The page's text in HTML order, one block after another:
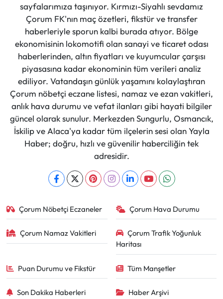
sayfalarımıza taşınıyor. Kırmızı-Siyahlı sevdamız
Çorum FK'nın maç özetleri, fikstür ve transfer
haberleriyle sporun kalbi burada atıyor. Bölge
ekonomisinin lokomotifi olan sanayi ve ticaret odası
haberlerinden, altın fiyatları ve kuyumcular çarşısı
piyasasına kadar ekonominin tüm verileri analiz
ediliyor. Vatandaşın günlük yaşamını kolaylaştıran
Çorum nöbetçi eczane listesi, namaz ve ezan vakitleri,
anlık hava durumu ve vefat ilanları gibi hayati bilgiler
güncel olarak sunulur. Merkezden Sungurlu, Osmancık,
İskilip ve Alaca'ya kadar tüm ilçelerin sesi olan Yayla
Haber; doğru, hızlı ve güvenilir haberciliğin tek
adresidir.
Çorum Nöbetçi Eczaneler Çorum Hava Durumu
Çorum Namaz Vakitleri
Çorum Trafik Yoğunluk
Haritası
Puan Durumu ve Fikstür Tüm Manşetler
Son Dakika Haberleri Haber Arşivi